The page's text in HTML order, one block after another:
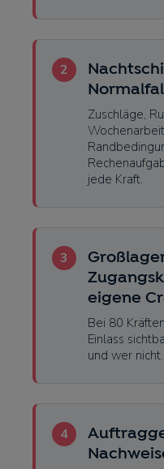
2
Zuschläge,
jede Kraft.
3
eigene
Bei 80
Einlass
und wer nicht.
4